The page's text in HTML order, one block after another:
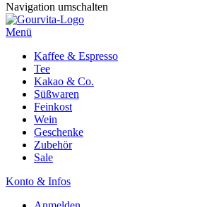
Navigation umschalten
Menü
Kaffee & Espresso
Tee
Kakao & Co.
Süßwaren
Feinkost
Wein
Geschenke
Zubehör
Sale
Konto & Infos